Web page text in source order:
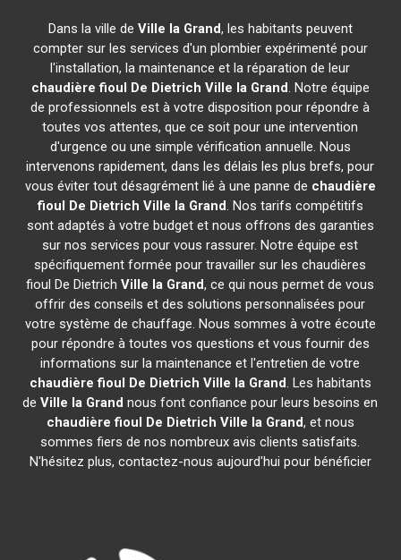
Dans la ville de Ville la Grand, les habitants peuvent
compter sur les services d'un plombier expérimenté pour
l'installation, la maintenance et la réparation de leur
chaudière fioul De Dietrich Ville la Grand. Notre équipe
de professionnels est à votre disposition pour répondre à
toutes vos attentes, que ce soit pour une intervention
d'urgence ou une simple vérification annuelle. Nous
intervenons rapidement, dans les délais les plus brefs, pour
vous éviter tout désagrément lié à une panne de chaudière
fioul De Dietrich Ville la Grand. Nos tarifs compétitifs
sont adaptés à votre budget et nous offrons des garanties
sur nos services pour vous rassurer. Notre équipe est
spécifiquement formée pour travailler sur les chaudières
fioul De DietrichVille la Grand, ce qui nous permet de vous
offrir des conseils et des solutions personnalisées pour
votre système de chauffage. Nous sommes à votre écoute
pour répondre à toutes vos questions et vous fournir des
informations sur la maintenance et l'entretien de votre
chaudière fioul De Dietrich Ville la Grand. Les habitants
deVille la Grand nous font confiance pour leurs besoins en
chaudière fioul De Dietrich Ville la Grand, et nous
sommes fiers de nos nombreux avis clients satisfaits.
N'hésitez plus, contactez-nous aujourd'hui pour bénéficier